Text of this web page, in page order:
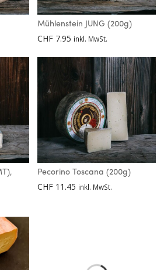
Mühlenstein JUNG (200g)
CHF 7.95 inkl. MwSt.
Pecorino Toscana (200g)
CHF 11.45 inkl. MwSt.